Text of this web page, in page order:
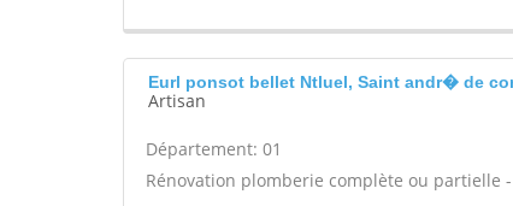
Eurl ponsot bellet Ntluel, Saint andr� de
Artisan
Département: 01
Rénovation plomberie complète ou partielle -